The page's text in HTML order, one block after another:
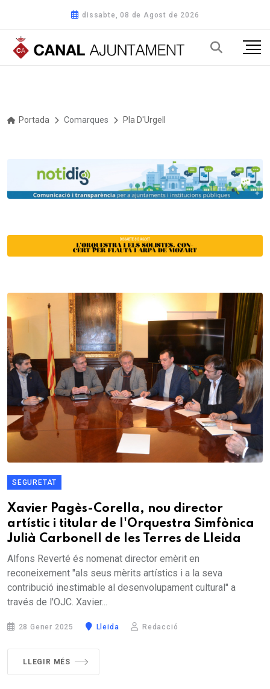
dissabte, 08 de Agost de 2026
Portada Comarques Pla D'Urgell
SEGURETAT
Xavier Pagès-Corella, nou director
artístic i titular de l'Orquestra Simfònica
Julià Carbonell de les Terres de Lleida
Alfons Reverté és nomenat director emèrit en
reconeixement "als seus mèrits artístics i a la seva
contribució inestimable al desenvolupament cultural" a
través de l'OJC. Xavier...
28 Gener 2025 Lleida Redacció
LLEGIR MÉS